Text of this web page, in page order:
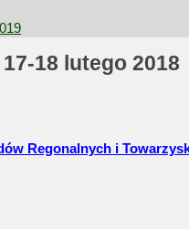
18 lutego 2018
Regonalnych i